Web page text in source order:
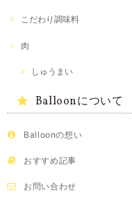
こだわり調味料
肉
しゅうまい
Balloonについて
Balloonの想い
おすすめ記事
お問い合わせ